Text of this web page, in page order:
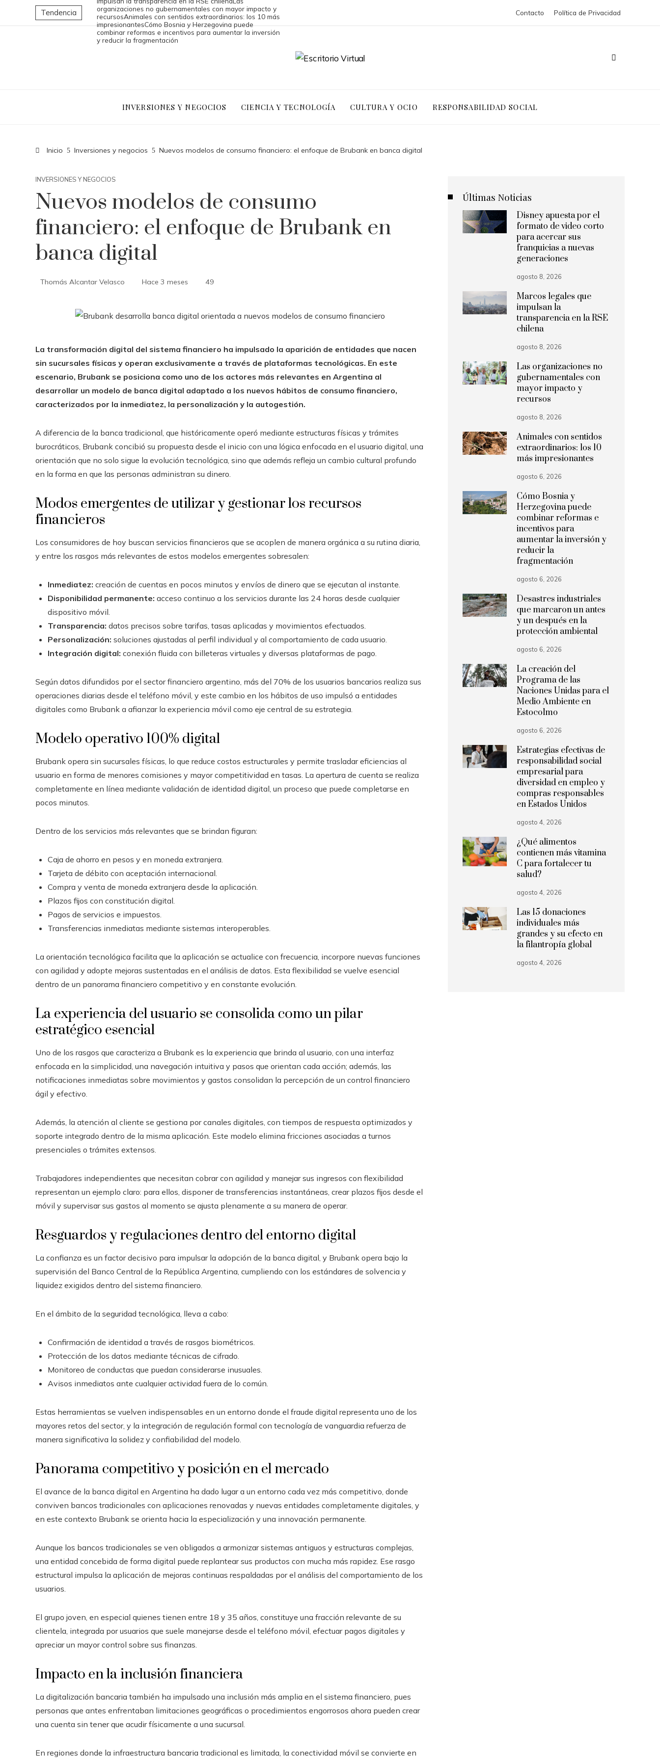
Tendencia
organizaciones no gubernamentales con mayor impacto y
recursosAnimales con sentidos extraordinarios: los 10 más
impresionantesCómo Bosnia y Herzegovina puede
combinar reformas e incentivos para aumentar la inversión
y reducir la fragmentación
Contacto Política de Privacidad
INVERSIONES Y NEGOCIOS CIENCIA Y TECNOLOGÍA CULTURA Y OCIO RESPONSABILIDAD SOCIAL
Inicio Inversiones y negocios Nuevos modelos de consumo financiero: el enfoque de Brubank en banca digital
INVERSIONES Y NEGOCIOS
Nuevos modelos de consumo
financiero: el enfoque de Brubank en
banca digital
Thomás Alcantar Velasco Hace 3 meses 49
La transformación digital del sistema financiero ha impulsado la aparición de entidades que nacen
sin sucursales físicas y operan exclusivamente a través de plataformas tecnológicas. En este
escenario, Brubank se posiciona como uno de los actores más relevantes en Argentina al
desarrollar un modelo de banca digital adaptado a los nuevos hábitos de consumo financiero,
caracterizados por la inmediatez, la personalización y la autogestión.
A diferencia de la banca tradicional, que históricamente operó mediante estructuras físicas y trámites
burocráticos, Brubank concibió su propuesta desde el inicio con una lógica enfocada en el usuario digital, una
orientación que no solo sigue la evolución tecnológica, sino que además refleja un cambio cultural profundo
en la forma en que las personas administran su dinero.
Modos emergentes de utilizar y gestionar los recursos
financieros
Los consumidores de hoy buscan servicios financieros que se acoplen de manera orgánica a su rutina diaria,
y entre los rasgos más relevantes de estos modelos emergentes sobresalen:
Inmediatez: creación de cuentas en pocos minutos y envíos de dinero que se ejecutan al instante.
Disponibilidad permanente: acceso continuo a los servicios durante las 24 horas desde cualquier
dispositivo móvil.
Transparencia: datos precisos sobre tarifas, tasas aplicadas y movimientos efectuados.
Personalización: soluciones ajustadas al perfil individual y al comportamiento de cada usuario.
Integración digital: conexión fluida con billeteras virtuales y diversas plataformas de pago.
Según datos difundidos por el sector financiero argentino, más del 70% de los usuarios bancarios realiza sus
operaciones diarias desde el teléfono móvil, y este cambio en los hábitos de uso impulsó a entidades
digitales como Brubank a afianzar la experiencia móvil como eje central de su estrategia.
Modelo operativo 100% digital
Brubank opera sin sucursales físicas, lo que reduce costos estructurales y permite trasladar eficiencias al
usuario en forma de menores comisiones y mayor competitividad en tasas. La apertura de cuenta se realiza
completamente en línea mediante validación de identidad digital, un proceso que puede completarse en
pocos minutos.
Dentro de los servicios más relevantes que se brindan figuran:
Caja de ahorro en pesos y en moneda extranjera.
Tarjeta de débito con aceptación internacional.
Compra y venta de moneda extranjera desde la aplicación.
Plazos fijos con constitución digital.
Pagos de servicios e impuestos.
Transferencias inmediatas mediante sistemas interoperables.
La orientación tecnológica facilita que la aplicación se actualice con frecuencia, incorpore nuevas funciones
con agilidad y adopte mejoras sustentadas en el análisis de datos. Esta flexibilidad se vuelve esencial
dentro de un panorama financiero competitivo y en constante evolución.
La experiencia del usuario se consolida como un pilar
estratégico esencial
Uno de los rasgos que caracteriza a Brubank es la experiencia que brinda al usuario, con una interfaz
enfocada en la simplicidad, una navegación intuitiva y pasos que orientan cada acción; además, las
notificaciones inmediatas sobre movimientos y gastos consolidan la percepción de un control financiero
ágil y efectivo.
Además, la atención al cliente se gestiona por canales digitales, con tiempos de respuesta optimizados y
soporte integrado dentro de la misma aplicación. Este modelo elimina fricciones asociadas a turnos
presenciales o trámites extensos.
Trabajadores independientes que necesitan cobrar con agilidad y manejar sus ingresos con flexibilidad
representan un ejemplo claro: para ellos, disponer de transferencias instantáneas, crear plazos fijos desde el
móvil y supervisar sus gastos al momento se ajusta plenamente a su manera de operar.
Resguardos y regulaciones dentro del entorno digital
La confianza es un factor decisivo para impulsar la adopción de la banca digital, y Brubank opera bajo la
supervisión del Banco Central de la República Argentina, cumpliendo con los estándares de solvencia y
liquidez exigidos dentro del sistema financiero.
En el ámbito de la seguridad tecnológica, lleva a cabo:
Confirmación de identidad a través de rasgos biométricos.
Protección de los datos mediante técnicas de cifrado.
Monitoreo de conductas que puedan considerarse inusuales.
Avisos inmediatos ante cualquier actividad fuera de lo común.
Estas herramientas se vuelven indispensables en un entorno donde el fraude digital representa uno de los
mayores retos del sector, y la integración de regulación formal con tecnología de vanguardia refuerza de
manera significativa la solidez y confiabilidad del modelo.
Panorama competitivo y posición en el mercado
El avance de la banca digital en Argentina ha dado lugar a un entorno cada vez más competitivo, donde
conviven bancos tradicionales con aplicaciones renovadas y nuevas entidades completamente digitales, y
en este contexto Brubank se orienta hacia la especialización y una innovación permanente.
Aunque los bancos tradicionales se ven obligados a armonizar sistemas antiguos y estructuras complejas,
una entidad concebida de forma digital puede replantear sus productos con mucha más rapidez. Ese rasgo
estructural impulsa la aplicación de mejoras continuas respaldadas por el análisis del comportamiento de los
usuarios.
El grupo joven, en especial quienes tienen entre 18 y 35 años, constituye una fracción relevante de su
clientela, integrada por usuarios que suele manejarse desde el teléfono móvil, efectuar pagos digitales y
apreciar un mayor control sobre sus finanzas.
Impacto en la inclusión financiera
La digitalización bancaria también ha impulsado una inclusión más amplia en el sistema financiero, pues
personas que antes enfrentaban limitaciones geográficas o procedimientos engorrosos ahora pueden crear
una cuenta sin tener que acudir físicamente a una sucursal.
En regiones donde la infraestructura bancaria tradicional es limitada, la conectividad móvil se convierte en
Últimas Noticias
Disney apuesta por el
formato de video corto
para acercar sus
franquicias a nuevas
generaciones
agosto 8, 2026
Marcos legales que
impulsan la
transparencia en la RSE
chilena
agosto 8, 2026
Las organizaciones no
gubernamentales con
mayor impacto y
recursos
agosto 8, 2026
Animales con sentidos
extraordinarios: los 10
más impresionantes
agosto 6, 2026
Cómo Bosnia y
Herzegovina puede
combinar reformas e
incentivos para
aumentar la inversión y
reducir la
fragmentación
agosto 6, 2026
Desastres industriales
que marcaron un antes
y un después en la
protección ambiental
agosto 6, 2026
La creación del
Programa de las
Naciones Unidas para el
Medio Ambiente en
Estocolmo
agosto 6, 2026
Estrategias efectivas de
responsabilidad social
empresarial para
diversidad en empleo y
compras responsables
en Estados Unidos
agosto 4, 2026
¿Qué alimentos
contienen más vitamina
C para fortalecer tu
salud?
agosto 4, 2026
Las 15 donaciones
individuales más
grandes y su efecto en
la filantropía global
agosto 4, 2026